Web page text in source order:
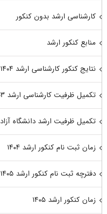
کارشناسی ارشد بدون کنکور
منابع کنکور ارشد
نتایج کنکور کارشناسی ارشد ۱۴۰۴
تکمیل ظرفیت کارشناسی ارشد ۱۴۰۳
تکمیل ظرفیت ارشد دانشگاه آزاد ۱۴۰۳
زمان ثبت نام کنکور ارشد ۱۴۰۴
دفترچه ثبت نام کنکور ارشد ۱۴۰۵
زمان کنکور ارشد ۱۴۰۵